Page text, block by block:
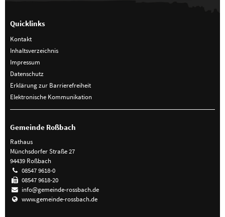
Quicklinks
Kontakt
Inhaltsverzeichnis
Impressum
Datenschutz
Erklärung zur Barrierefreiheit
Elektronische Kommunikation
Gemeinde Roßbach
Rathaus
Münchsdorfer Straße 27
94439 Roßbach
08547 9618-0
08547 9618-20
info@gemeinde-rossbach.de
www.gemeinde-rossbach.de